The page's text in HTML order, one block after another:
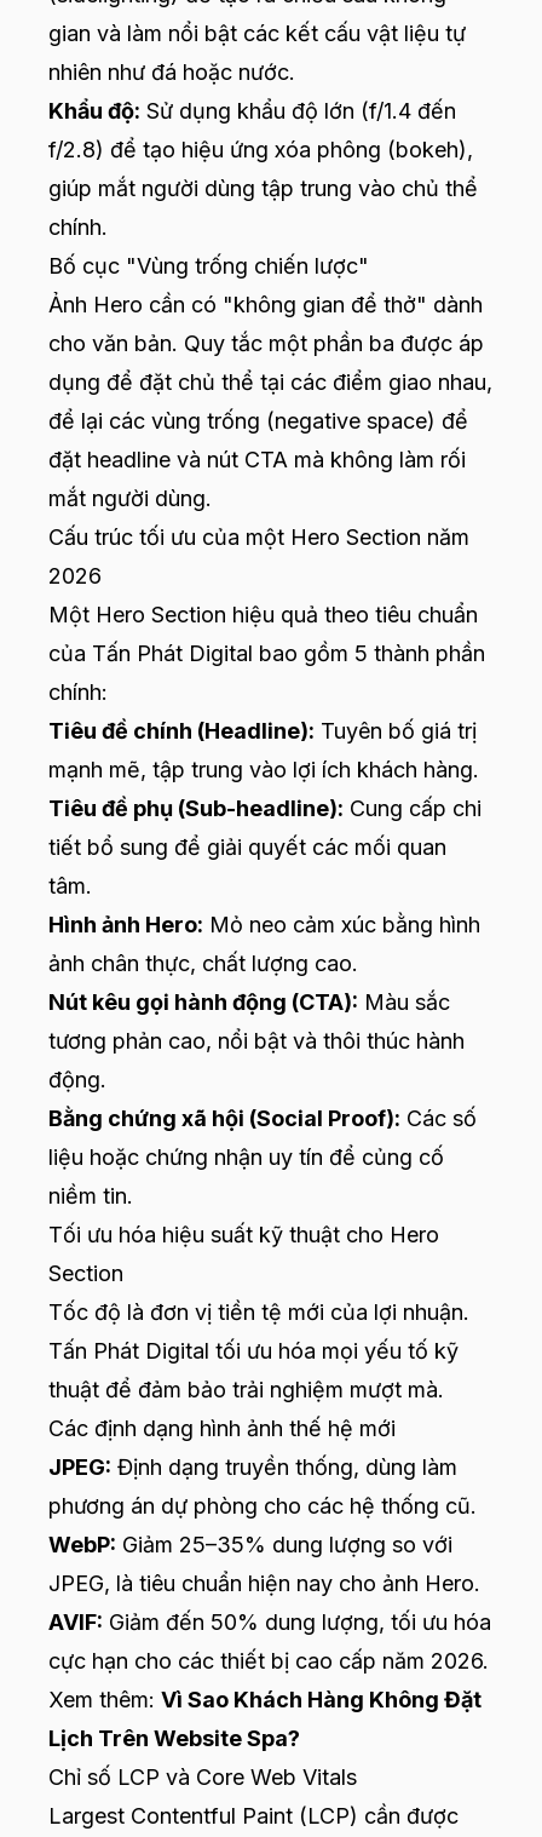
gian và làm nổi bật các kết cấu vật liệu tự
nhiên như đá hoặc nước.
Khẩu độ: Sử dụng khẩu độ lớn (f/1.4 đến
f/2.8) để tạo hiệu ứng xóa phông (bokeh),
giúp mắt người dùng tập trung vào chủ thể
chính.
Bố cục "Vùng trống chiến lược"
Ảnh Hero cần có "không gian để thở" dành
cho văn bản. Quy tắc một phần ba được áp
dụng để đặt chủ thể tại các điểm giao nhau,
để lại các vùng trống (negative space) để
đặt headline và nút CTA mà không làm rối
mắt người dùng.
Cấu trúc tối ưu của một Hero Section năm
2026
Một Hero Section hiệu quả theo tiêu chuẩn
của Tấn Phát Digital bao gồm 5 thành phần
chính:
Tiêu đề chính (Headline): Tuyên bố giá trị
mạnh mẽ, tập trung vào lợi ích khách hàng.
Tiêu đề phụ (Sub-headline): Cung cấp chi
tiết bổ sung để giải quyết các mối quan
tâm.
Hình ảnh Hero: Mỏ neo cảm xúc bằng hình
ảnh chân thực, chất lượng cao.
Nút kêu gọi hành động (CTA): Màu sắc
tương phản cao, nổi bật và thôi thúc hành
động.
Bằng chứng xã hội (Social Proof): Các số
liệu hoặc chứng nhận uy tín để củng cố
niềm tin.
Tối ưu hóa hiệu suất kỹ thuật cho Hero
Section
Tốc độ là đơn vị tiền tệ mới của lợi nhuận.
Tấn Phát Digital tối ưu hóa mọi yếu tố kỹ
thuật để đảm bảo trải nghiệm mượt mà.
Các định dạng hình ảnh thế hệ mới
JPEG: Định dạng truyền thống, dùng làm
phương án dự phòng cho các hệ thống cũ.
WebP: Giảm 25–35% dung lượng so với
JPEG, là tiêu chuẩn hiện nay cho ảnh Hero.
AVIF: Giảm đến 50% dung lượng, tối ưu hóa
cực hạn cho các thiết bị cao cấp năm 2026.
Xem thêm: Vì Sao Khách Hàng Không Đặt
Lịch Trên Website Spa?
Chỉ số LCP và Core Web Vitals
Largest Contentful Paint (LCP) cần được